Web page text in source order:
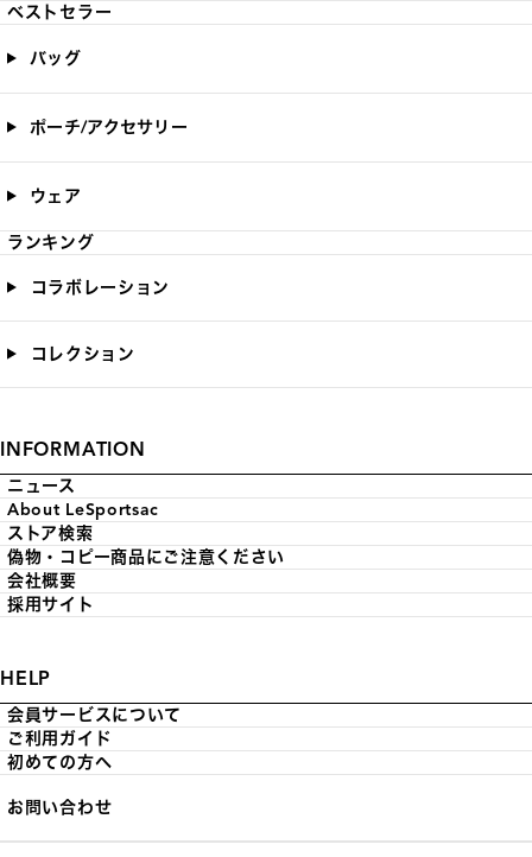
ベストセラー
バッグ
ポーチ/アクセサリー
ウェア
ランキング
コラボレーション
コレクション
INFORMATION
ニュース
About LeSportsac
ストア検索
偽物・コピー商品にご注意ください
会社概要
採用サイト
HELP
会員サービスについて
ご利用ガイド
初めての方へ
お問い合わせ